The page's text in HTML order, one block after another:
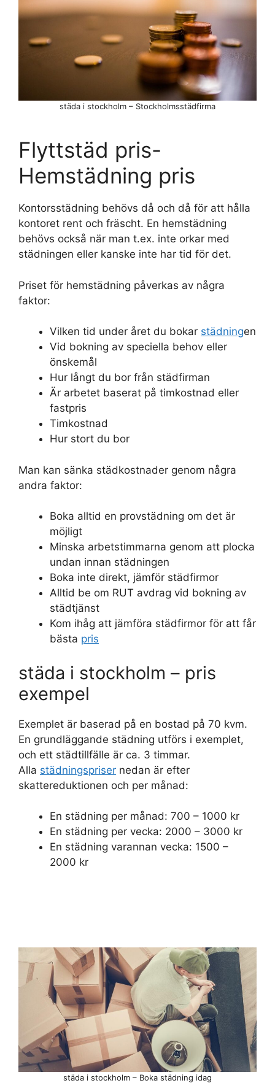
städa i stockholm – Stockholmsstädfirma
Flyttstäd pris-
Hemstädning pris
Kontorsstädning behövs då och då för att hålla
kontoret rent och fräscht. En hemstädning
behövs också när man t.ex. inte orkar med
städningen eller kanske inte har tid för det.
Priset för hemstädning påverkas av några
faktor:
Vilken tid under året du bokar städningen
Vid bokning av speciella behov eller
önskemål
Hur långt du bor från städfirman
Är arbetet baserat på timkostnad eller
fastpris
Timkostnad
Hur stort du bor
Man kan sänka städkostnader genom några
andra faktor:
Boka alltid en provstädning om det är
möjligt
Minska arbetstimmarna genom att plocka
undan innan städningen
Boka inte direkt, jämför städfirmor
Alltid be om RUT avdrag vid bokning av
städtjänst
Kom ihåg att jämföra städfirmor för att får
bästa pris
städa i stockholm – pris
exempel
Exemplet är baserad på en bostad på 70 kvm.
En grundläggande städning utförs i exemplet,
och ett städtillfälle är ca. 3 timmar.
Alla städningspriser nedan är efter
skattereduktionen och per månad:
En städning per månad: 700 – 1000 kr
En städning per vecka: 2000 – 3000 kr
En städning varannan vecka: 1500 –
2000 kr
städa i stockholm – Boka städning idag